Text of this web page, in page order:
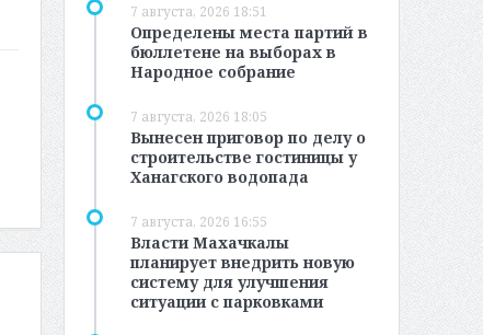
7 августа, 2026 18:51
Определены места партий в
бюллетене на выборах в
Народное собрание
7 августа, 2026 18:05
Вынесен приговор по делу о
строительстве гостиницы у
Ханагского водопада
7 августа, 2026 16:55
Власти Махачкалы
планирует внедрить новую
систему для улучшения
ситуации с парковками